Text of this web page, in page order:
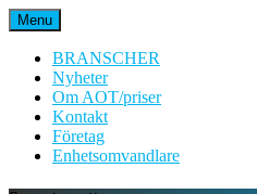
Hoppa
till
innehåll
Menu
BRANSCHER
Nyheter
Om AOT/priser
Kontakt
Företag
Enhetsomvandlare